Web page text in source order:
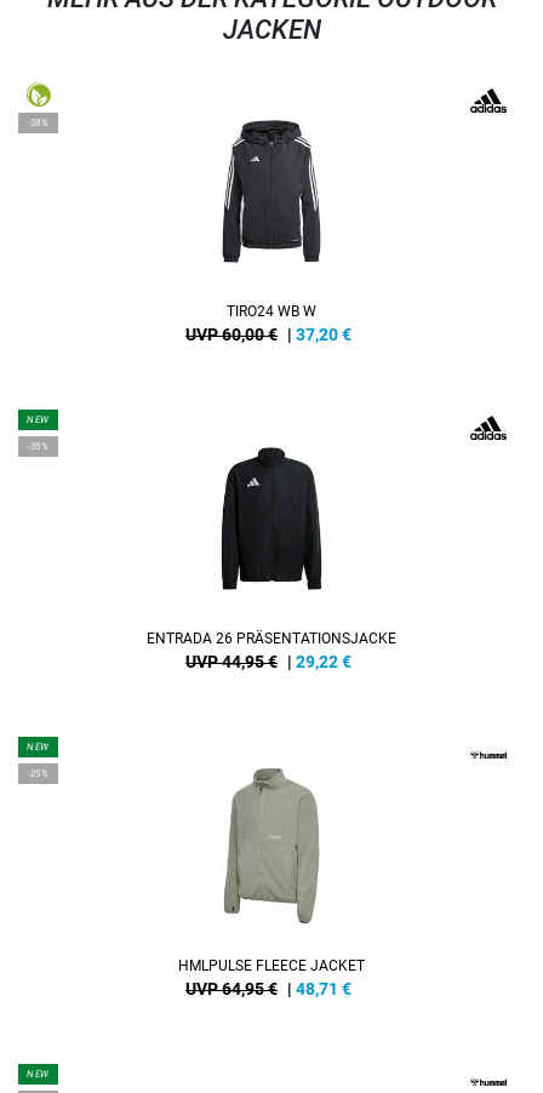
JACKEN
-38%
TIRO24 WB W
UVP 60,00 € | 37,20€
NEW
-35%
ENTRADA 26 PRÄSENTATIONSJACKE
UVP 44,95 € | 29,22€
NEW
-25%
HMLPULSE FLEECE JACKET
UVP 64,95 € | 48,71 €
NEW